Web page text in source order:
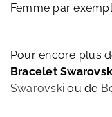
Femme par
Pour encore plus
Bracelet
Swarovski ou de